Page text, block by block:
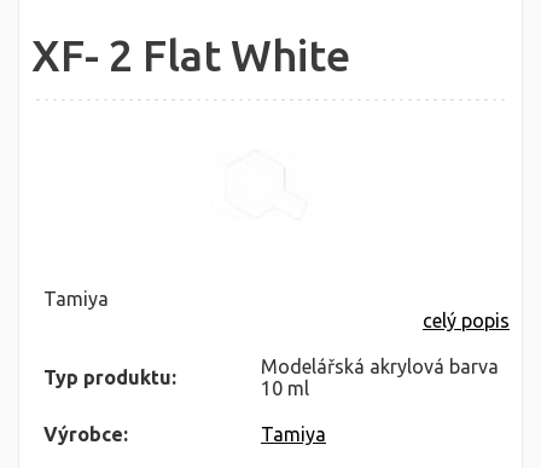
XF- 2 Flat White
Tamiya
celý popis
Typ produktu:
Modelářská akrylová barva
10 ml
Výrobce: Tamiya